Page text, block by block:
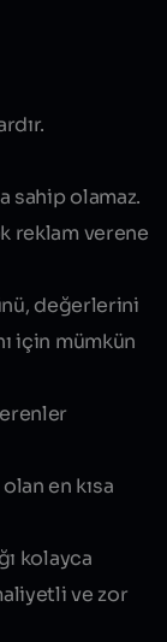
sahip olamaz.
reklam verene
değerlerini
için mümkün
en kısa
kolayca
ve zor